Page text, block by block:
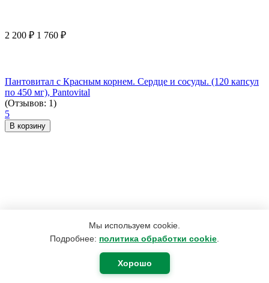
Мы используем cookie.
Подробнее: политика обработки cookie
Хорошо
2 200 ₽ 1 760 ₽
Пантовитал с Красным корнем. Сердце и сосуды. (120 капсул
по 450 мг), Pantovital
(Отзывов: 1)
5
В корзину